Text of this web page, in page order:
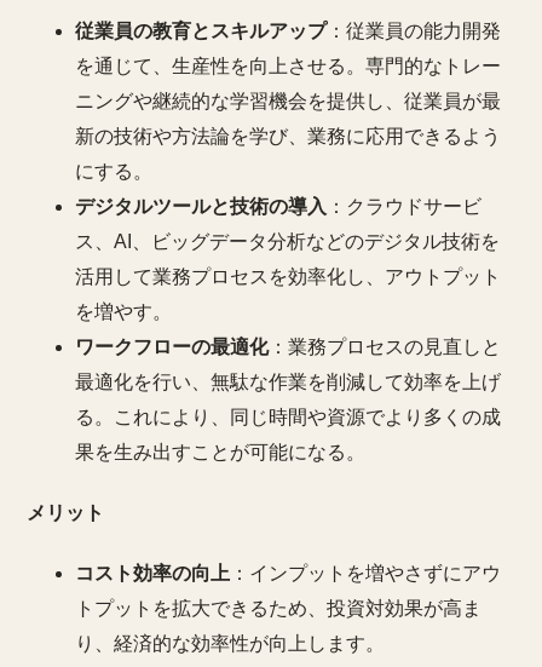
従業員の教育とスキルアップ：従業員の能力開発
を通じて、生産性を向上させる。専門的なトレー
ニングや継続的な学習機会を提供し、従業員が最
新の技術や方法論を学び、業務に応用できるよう
にする。
デジタルツールと技術の導入 ：クラウドサービ
ス、AI、ビッグデータ分析などのデジタル技術を
活用して業務プロセスを効率化し、アウトプット
を増やす。
ワークフローの最適化：業務プロセスの見直しと
最適化を行い、無駄な作業を削減して効率を上げ
る。これにより、同じ時間や資源でより多くの成
果を生み出すことが可能になる。
メリット
コスト効率の向上 ：インプットを増やさずにアウ
トプットを拡大できるため、投資対効果が高ま
り、経済的な効率性が向上します。